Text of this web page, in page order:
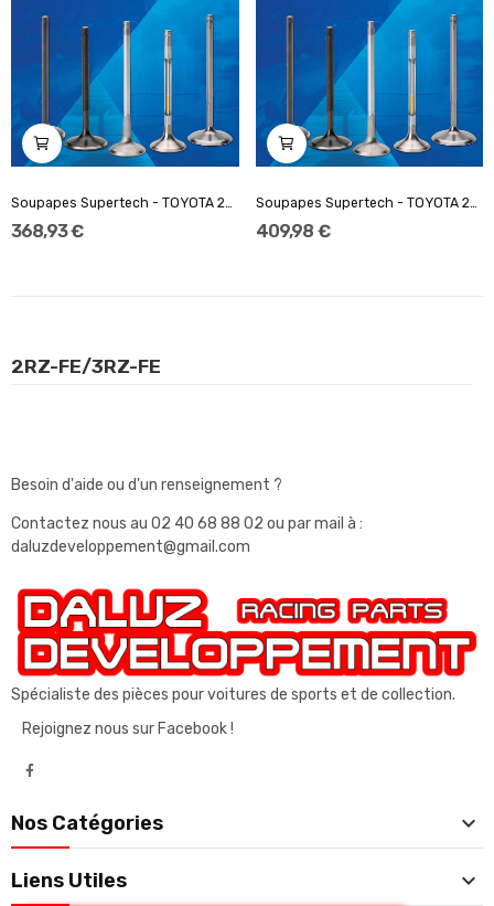
2RZ-FE/3RZ-FE
368,93 € 409,98 €
Besoin d'aide ou d'un renseignement ?
Contactez nous au 02 40 68 88 02 ou par mail à :
daluzdeveloppement@gmail.com
Spécialiste des pièces pour voitures de sports et de collection.
Rejoignez nous sur Facebook !
Nos Catégories 
Liens Utiles 